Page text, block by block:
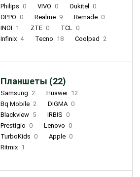
Philips 0 VIVO 0 Oukitel
0
OPPO 0 Realme 9 Remade 0
INOI 1 ZTE 0 TCL 0
Infinix 4 Tecno 18 Coolpad 2
Планшеты (22)
Samsung 2 Huawei 12
Bq Mobile 2 DIGMA 0
Blackview 5 IRBIS 0
Prestigio 0 Lenovo 0
TurboKids 0 Apple 0
Ritmix 1